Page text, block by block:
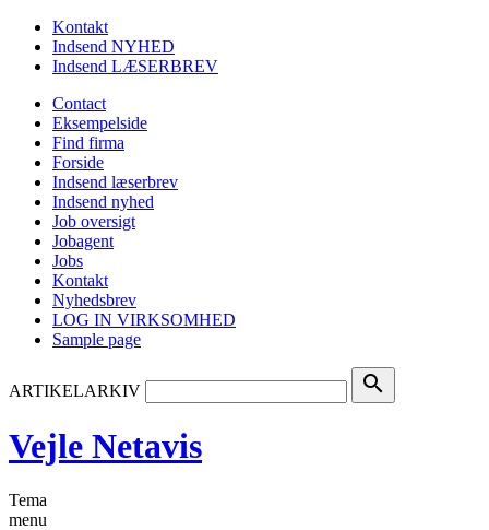
Kontakt
Indsend NYHED
Indsend LÆSERBREV
Contact
Eksempelside
Find firma
Forside
Indsend læserbrev
Indsend nyhed
Job oversigt
Jobagent
Jobs
Kontakt
Nyhedsbrev
LOG IN VIRKSOMHED
Sample page
ARTIKELARKIV search
Vejle Netavis
Tema
menu